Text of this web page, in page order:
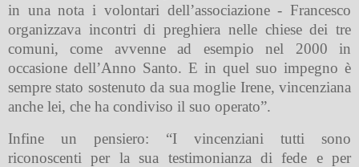
in una nota i volontari dell’associazione - Francesco
organizzava incontri di preghiera nelle chiese dei tre
comuni, come avvenne ad esempio nel 2000 in
occasione dell’Anno Santo. E in quel suo impegno è
sempre stato sostenuto da sua moglie Irene, vincenziana
anche lei, che ha condiviso il suo operato”.
Infine un pensiero: “I vincenziani tutti sono
riconoscenti per la sua testimonianza di fede e per